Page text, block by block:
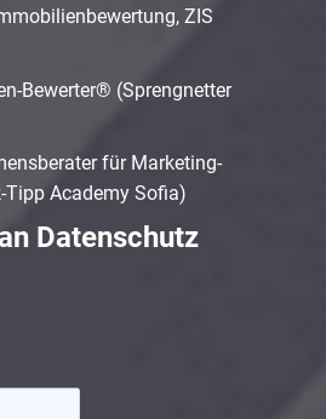
ZIS
Bewerter® (Sprengnetter
für Marketing-
Academy Sofia)
Datenschutz